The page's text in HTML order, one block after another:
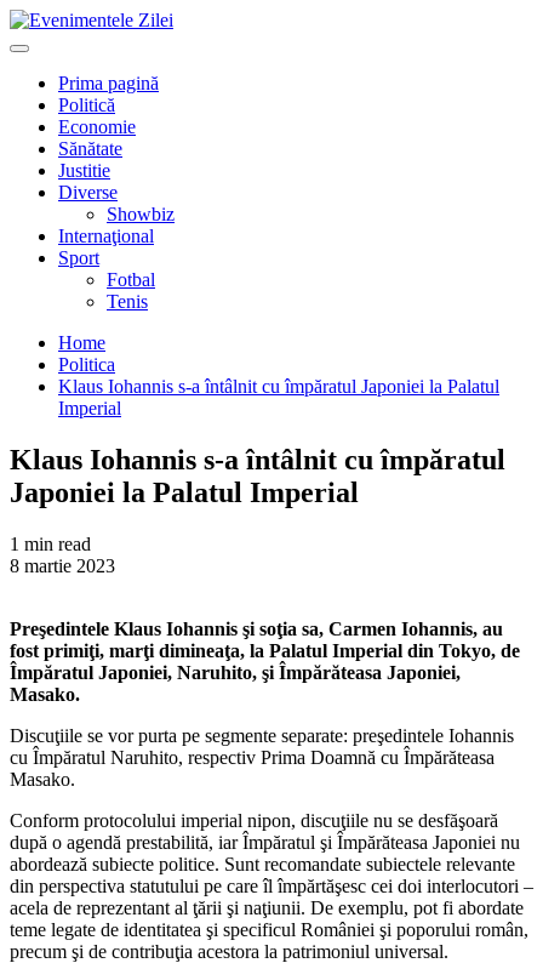
Mergi
la
Primary
Prima pagină
Politică
Economie
Sănătate
Justitie
Diverse
Showbiz
Internaţional
Sport
Fotbal
Tenis
Home
Politica
Klaus Iohannis s-a întâlnit cu împăratul Japoniei la Palatul
Imperial
Klaus Iohannis s-a întâlnit cu împăratul
Japoniei la Palatul Imperial
1 min read
8 martie 2023
Preşedintele Klaus Iohannis şi soţia sa, Carmen Iohannis, au
fost primiţi, marţi dimineaţa, la Palatul Imperial din Tokyo, de
Împăratul Japoniei, Naruhito, şi Împărăteasa Japoniei,
Masako.
Discuţiile se vor purta pe segmente separate: preşedintele Iohannis
cu Împăratul Naruhito, respectiv Prima Doamnă cu Împărăteasa
Masako.
Conform protocolului imperial nipon, discuţiile nu se desfăşoară
după o agendă prestabilită, iar Împăratul şi Împărăteasa Japoniei nu
abordează subiecte politice. Sunt recomandate subiectele relevante
din perspectiva statutului pe care îl împărtăşesc cei doi interlocutori –
acela de reprezentant al ţării şi naţiunii. De exemplu, pot fi abordate
teme legate de identitatea şi specificul României şi poporului român,
precum şi de contribuţia acestora la patrimoniul universal.